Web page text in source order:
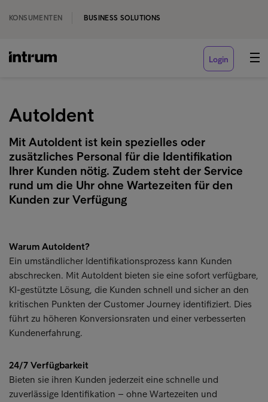
KONSUMENTEN BUSINESS SOLUTIONS
Login
AutoIdent
Mit AutoIdent ist kein spezielles oder
zusätzliches Personal für die Identifikation
Ihrer Kunden nötig. Zudem steht der Service
rund um die Uhr ohne Wartezeiten für den
Kunden zur Verfügung
Warum AutoIdent?
Ein umständlicher Identifikationsprozess kann Kunden
abschrecken. Mit AutoIdent bieten sie eine sofort verfügbare,
KI-gestützte Lösung, die Kunden schnell und sicher an den
kritischen Punkten der Customer Journey identifiziert. Dies
führt zu höheren Konversionsraten und einer verbesserten
Kundenerfahrung.
24/7 Verfügbarkeit
Bieten sie ihren Kunden jederzeit eine schnelle und
zuverlässige Identifikation – ohne Wartezeiten und